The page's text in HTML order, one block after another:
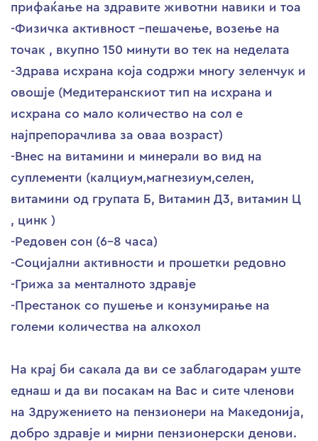
прифаќање на здравите животни навики и тоа
-Физичка активност –пешачење, возење на
точак , вкупно 150 минути во тек на неделата
-Здрава исхрана која содржи многу зеленчук и
овошје (Медитеранскиот тип на исхрана и
исхрана со мало количество на сол е
најпрепорачлива за оваа возраст)
-Внес на витамини и минерали во вид на
суплементи (калциум,магнезиум,селен,
витамини од групата Б, Витамин Д3, витамин Ц
, цинк )
-Редовен сон (6-8 часа)
-Социјални активности и прошетки редовно
-Грижа за менталното здравје
-Престанок со пушење и конзумирање на
големи количества на алкохол
На крај би сакала да ви се заблагодарам уште
еднаш и да ви посакам на Вас и сите членови
на Здружението на пензионери на Македонија,
добро здравје и мирни пензионерски денови.